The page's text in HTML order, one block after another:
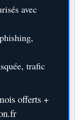
avec
trafic
offerts +